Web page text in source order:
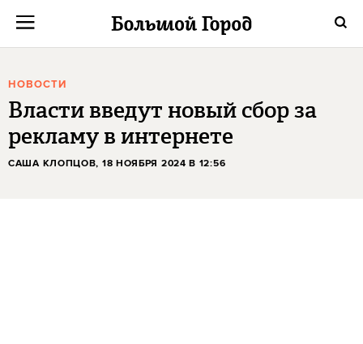
НОВОСТИ
Власти введут новый сбор за
рекламу в интернете
САША КЛОПЦОВ, 18 НОЯБРЯ 2024 В 12:56